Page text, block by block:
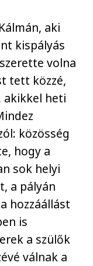
aki
kispályás
volna
tett közzé,
akikkel heti
közösség
hogy a
sok helyi
a pályán
hozzáállást
is
a szülők
válnak a